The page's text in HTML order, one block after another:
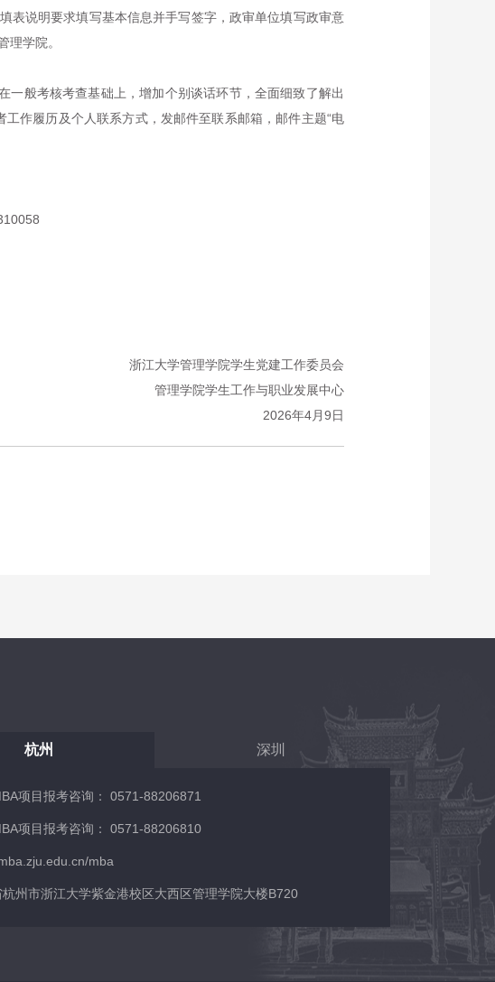
表说明要求填写基本信息并手写签字，政审单位填写政审意
理学院。
在一般考核考查基础上，增加个别谈话环节，全面细致了解出
工作履历及个人联系方式，发邮件至联系邮箱，邮件主题“电
浙江大学管理学院学生党建工作委员会
管理学院学生工作与职业发展中心
2026年4月9日
杭州 深圳
项目报考咨询： 0571-88206871
项目报考咨询： 0571-88206810
mba
州市浙江大学紫金港校区大西区管理学院大楼B720